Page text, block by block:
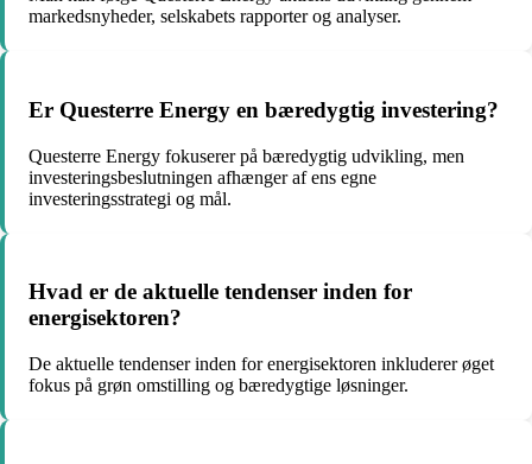
markedsnyheder, selskabets rapporter og analyser.
Er Questerre Energy en bæredygtig investering?
Questerre Energy fokuserer på bæredygtig udvikling, men
investeringsbeslutningen afhænger af ens egne
investeringsstrategi og mål.
Hvad er de aktuelle tendenser inden for
energisektoren?
De aktuelle tendenser inden for energisektoren inkluderer øget
fokus på grøn omstilling og bæredygtige løsninger.